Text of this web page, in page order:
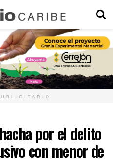
por el delito
con menor de